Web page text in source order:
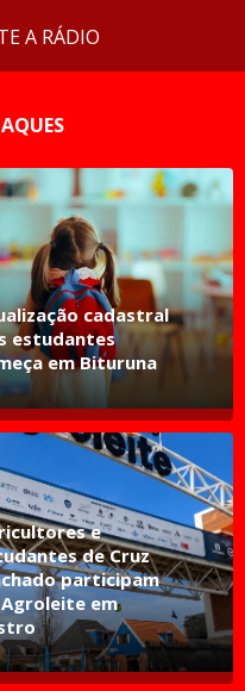
A RÁDIO
cadastral
estudantes
em Bituruna
e
de Cruz
participam
em